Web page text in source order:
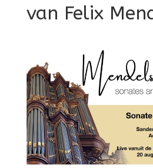
van Felix